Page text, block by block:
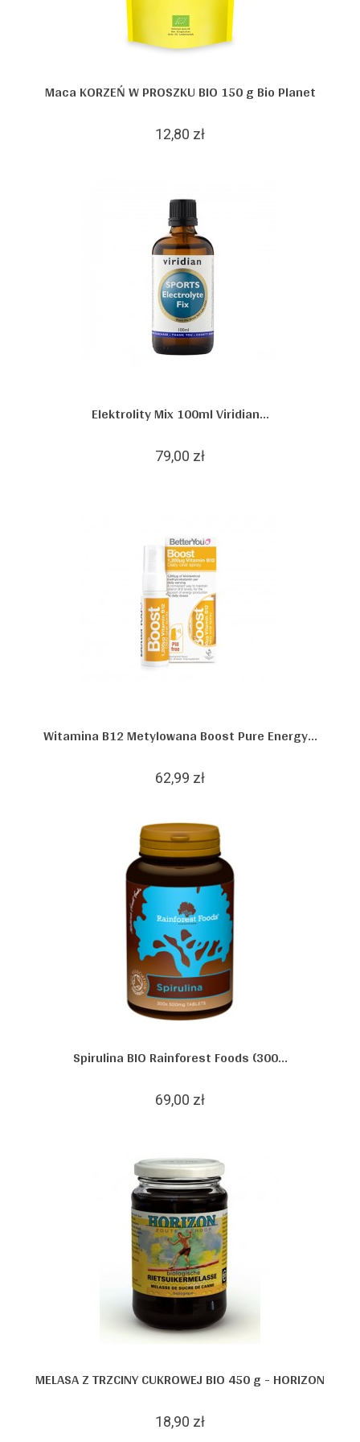
Maca KORZEŃ W PROSZKU BIO 150 g Bio Planet
12,80 zł
Elektrolity Mix 100ml Viridian...
79,00 zł
Witamina B12 Metylowana Boost Pure Energy...
62,99 zł
Spirulina BIO Rainforest Foods (300...
69,00 zł
MELASA Z TRZCINY CUKROWEJ BIO 450 g - HORIZON
18,90 zł